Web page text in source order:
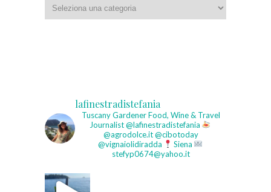
lafinestradistefania
Tuscany GardenerFood, Wine & Travel
Journalist@lafinestradistefania
@agrodolce.it @cibotoday
@vignaiolidiradda
Siena
stefyp0674@yahoo.it